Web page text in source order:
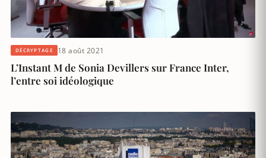
DÉCRYPTAGE 18 août 2021
L’Instant M de Sonia Devillers sur France Inter,
l’entre soi idéologique